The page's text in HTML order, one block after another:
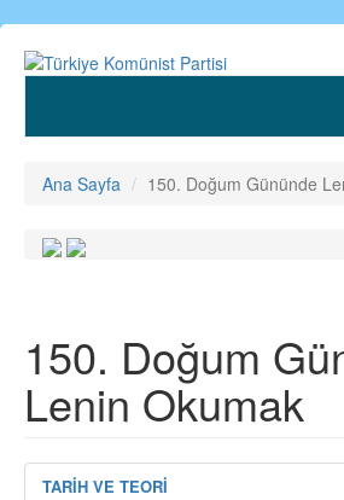
Ana
içeriğe
Ana Sayfa 150. Doğum Gününde
150. Doğum
Lenin Okumak
TARİH VE TEORİ